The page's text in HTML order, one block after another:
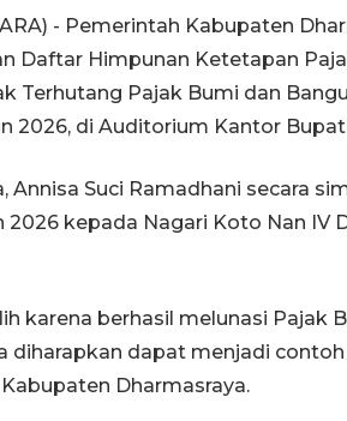
- Pemerintah Kabupaten
Daftar Himpunan Ketetapan
Terhutang Pajak Bumi dan
2026, di Auditorium Kantor
Annisa Suci Ramadhani secara
2026 kepada Nagari Koto Nan IV
karena berhasil melunasi Pajak
diharapkan dapat menjadi
Dharmasraya.